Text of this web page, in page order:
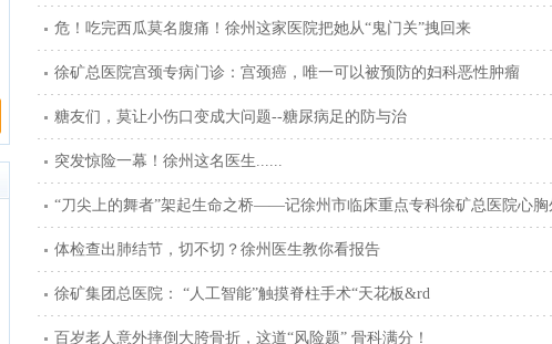
危！吃完西瓜莫名腹痛！徐州这家医院把她从“鬼门关”拽回来
徐矿总医院宫颈专病门诊：宫颈癌，唯一可以被预防的妇科恶性肿瘤
糖友们，莫让小伤口变成大问题--糖尿病足的防与治
突发惊险一幕！徐州这名医生......
“刀尖上的舞者”架起生命之桥——记徐州市临床重点专科徐矿总医院心胸
体检查出肺结节，切不切？徐州医生教你看报告
徐矿集团总医院： “人工智能”触摸脊柱手术“天花板&rd
百岁老人意外摔倒大胯骨折，这道“风险题” 骨科满分！